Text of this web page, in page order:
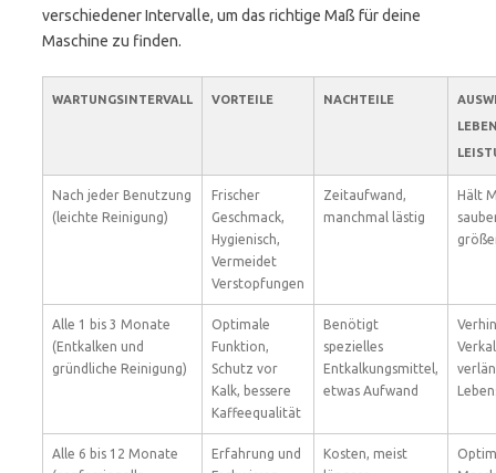
verschiedener Intervalle, um das richtige Maß für deine
Maschine zu finden.
WARTUNGSINTERVALL VORTEILE NACHTEILE
Nach jeder Benutzung
(leichte Reinigung)
Frischer
Geschmack,
Hygienisch,
Vermeidet
Verstopfungen
Zeitaufwand,
manchmal lästig
Hält
Alle 1 bis 3 Monate
(Entkalken und
gründliche Reinigung)
Optimale
Funktion,
Schutz vor
Kalk, bessere
Kaffeequalität
Benötigt
spezielles
Entkalkungsmittel,
etwas Aufwand
Alle 6 bis 12 Monate
Erfahrung und
Kosten, meist